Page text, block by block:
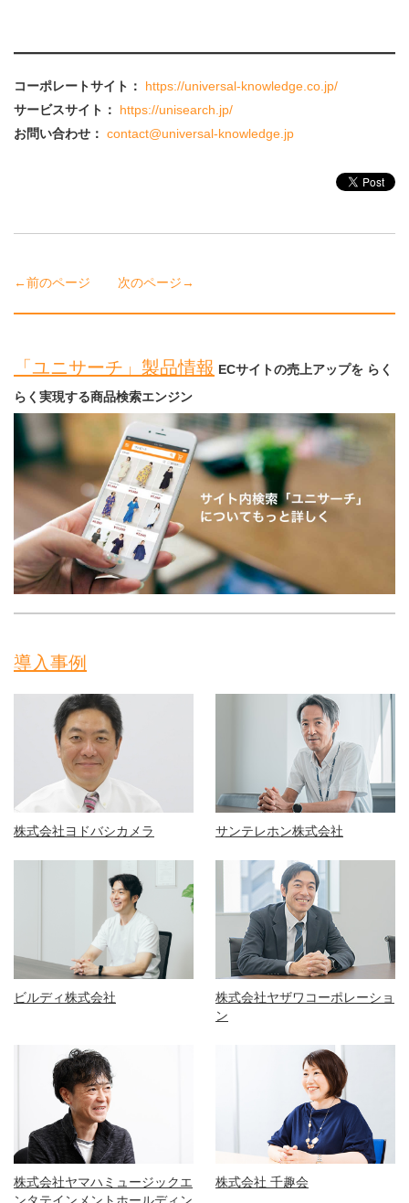
コーポレートサイト：
https://universal-knowledge.co.jp/
サービスサイト：
https://unisearch.jp/
お問い合わせ： contact@universal-knowledge.jp
←前のページ 次のページ→
「ユニサーチ」製品情報 ECサイトの売上アップを らく
らく実現する商品検索エンジン
導入事例
株式会社ヨドバシカメラ サンテレホン株式会社
ビルディ株式会社
株式会社ヤザワコーポレーショ
ン
株式会社ヤマハミュージックエ
株式会社 千趣会